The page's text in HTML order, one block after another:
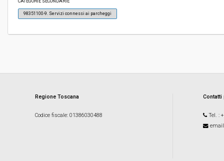
CATEGORIE SECONDARIE
98351100-9. Servizi connessi ai parcheggi
Regione Toscana
Codice fiscale: 01386030488 Tel. :
email